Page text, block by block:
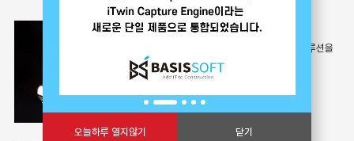
소프트웨어 공급
고객의 니즈에 맞는 최적의 솔루션을
제공합니다.
오늘하루 열지않기 닫기